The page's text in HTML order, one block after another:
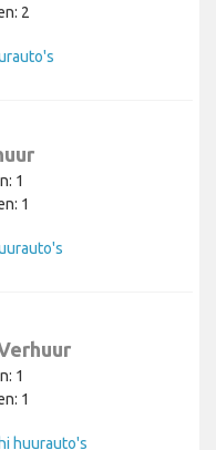
2
1
1
1
1
huurauto's